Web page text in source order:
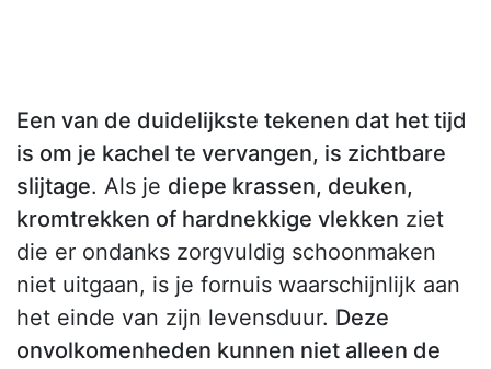
Een van de duidelijkste tekenen dat het tijd
is om je kachel te vervangen, is zichtbare
slijtage. Als je diepe krassen, deuken,
kromtrekken of hardnekkige vlekken ziet
die er ondanks zorgvuldig schoonmaken
niet uitgaan, is je fornuis waarschijnlijk aan
het einde van zijn levensduur. Deze
onvolkomenheden kunnen niet alleen de